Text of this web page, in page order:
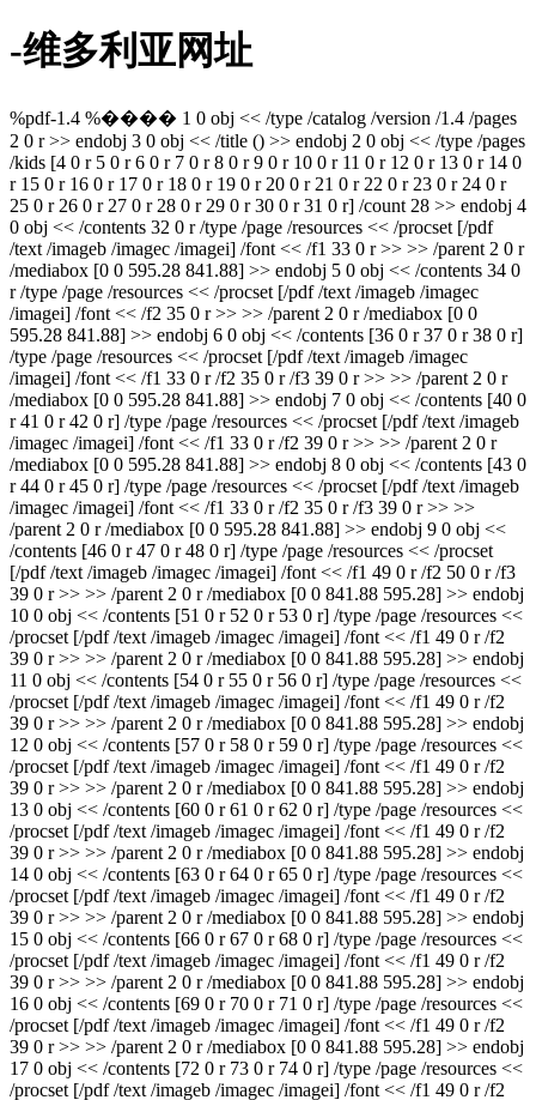
-维多利亚网址
%pdf-1.4 %���� 1 0 obj << /type /catalog /version /1.4 /pages
2 0 r >> endobj 3 0 obj << /title () >> endobj 2 0 obj << /type /pages
/kids [4 0 r 5 0 r 6 0 r 7 0 r 8 0 r 9 0 r 10 0 r 11 0 r 12 0 r 13 0 r 14 0
r 15 0 r 16 0 r 17 0 r 18 0 r 19 0 r 20 0 r 21 0 r 22 0 r 23 0 r 24 0 r
25 0 r 26 0 r 27 0 r 28 0 r 29 0 r 30 0 r 31 0 r] /count 28 >> endobj 4
0 obj << /contents 32 0 r /type /page /resources << /procset [/pdf
/text /imageb /imagec /imagei] /font << /f1 33 0 r >> >> /parent 2 0 r
/mediabox [0 0 595.28 841.88] >> endobj 5 0 obj << /contents 34 0
r /type /page /resources << /procset [/pdf /text /imageb /imagec
/imagei] /font << /f2 35 0 r >> >> /parent 2 0 r /mediabox [0 0
595.28 841.88] >> endobj 6 0 obj << /contents [36 0 r 37 0 r 38 0 r]
/type /page /resources << /procset [/pdf /text /imageb /imagec
/imagei] /font << /f1 33 0 r /f2 35 0 r /f3 39 0 r >> >> /parent 2 0 r
/mediabox [0 0 595.28 841.88] >> endobj 7 0 obj << /contents [40 0
r 41 0 r 42 0 r] /type /page /resources << /procset [/pdf /text /imageb
/imagec /imagei] /font << /f1 33 0 r /f2 39 0 r >> >> /parent 2 0 r
/mediabox [0 0 595.28 841.88] >> endobj 8 0 obj << /contents [43 0
r 44 0 r 45 0 r] /type /page /resources << /procset [/pdf /text /imageb
/imagec /imagei] /font << /f1 33 0 r /f2 35 0 r /f3 39 0 r >> >>
/parent 2 0 r /mediabox [0 0 595.28 841.88] >> endobj 9 0 obj <<
/contents [46 0 r 47 0 r 48 0 r] /type /page /resources << /procset
[/pdf /text /imageb /imagec /imagei] /font << /f1 49 0 r /f2 50 0 r /f3
39 0 r >> >> /parent 2 0 r /mediabox [0 0 841.88 595.28] >> endobj
10 0 obj << /contents [51 0 r 52 0 r 53 0 r] /type /page /resources <<
/procset [/pdf /text /imageb /imagec /imagei] /font << /f1 49 0 r /f2
39 0 r >> >> /parent 2 0 r /mediabox [0 0 841.88 595.28] >> endobj
11 0 obj << /contents [54 0 r 55 0 r 56 0 r] /type /page /resources <<
/procset [/pdf /text /imageb /imagec /imagei] /font << /f1 49 0 r /f2
39 0 r >> >> /parent 2 0 r /mediabox [0 0 841.88 595.28] >> endobj
12 0 obj << /contents [57 0 r 58 0 r 59 0 r] /type /page /resources <<
/procset [/pdf /text /imageb /imagec /imagei] /font << /f1 49 0 r /f2
39 0 r >> >> /parent 2 0 r /mediabox [0 0 841.88 595.28] >> endobj
13 0 obj << /contents [60 0 r 61 0 r 62 0 r] /type /page /resources <<
/procset [/pdf /text /imageb /imagec /imagei] /font << /f1 49 0 r /f2
39 0 r >> >> /parent 2 0 r /mediabox [0 0 841.88 595.28] >> endobj
14 0 obj << /contents [63 0 r 64 0 r 65 0 r] /type /page /resources <<
/procset [/pdf /text /imageb /imagec /imagei] /font << /f1 49 0 r /f2
39 0 r >> >> /parent 2 0 r /mediabox [0 0 841.88 595.28] >> endobj
15 0 obj << /contents [66 0 r 67 0 r 68 0 r] /type /page /resources <<
/procset [/pdf /text /imageb /imagec /imagei] /font << /f1 49 0 r /f2
39 0 r >> >> /parent 2 0 r /mediabox [0 0 841.88 595.28] >> endobj
16 0 obj << /contents [69 0 r 70 0 r 71 0 r] /type /page /resources <<
/procset [/pdf /text /imageb /imagec /imagei] /font << /f1 49 0 r /f2
39 0 r >> >> /parent 2 0 r /mediabox [0 0 841.88 595.28] >> endobj
17 0 obj << /contents [72 0 r 73 0 r 74 0 r] /type /page /resources <<
/procset [/pdf /text /imageb /imagec /imagei] /font << /f1 49 0 r /f2